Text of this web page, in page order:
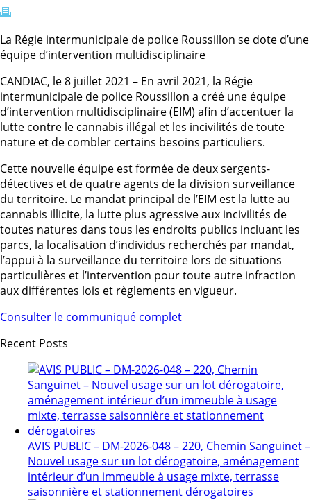
La Régie intermunicipale de police Roussillon se dote d’une
équipe d’intervention multidisciplinaire
CANDIAC, le 8 juillet 2021 – En avril 2021, la Régie
intermunicipale de police Roussillon a créé une équipe
d’intervention multidisciplinaire (EIM) afin d’accentuer la
lutte contre le cannabis illégal et les incivilités de toute
nature et de combler certains besoins particuliers.
Cette nouvelle équipe est formée de deux sergents-
détectives et de quatre agents de la division surveillance
du territoire. Le mandat principal de l’EIM est la lutte au
cannabis illicite, la lutte plus agressive aux incivilités de
toutes natures dans tous les endroits publics incluant les
parcs, la localisation d’individus recherchés par mandat,
l’appui à la surveillance du territoire lors de situations
particulières et l’intervention pour toute autre infraction
aux différentes lois et règlements en vigueur.
Consulter le communiqué complet
Recent Posts
AVIS PUBLIC – DM-2026-048 – 220, Chemin Sanguinet –
Nouvel usage sur un lot dérogatoire, aménagement
intérieur d’un immeuble à usage mixte, terrasse
saisonnière et stationnement dérogatoires